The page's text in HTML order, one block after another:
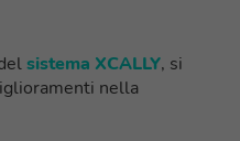
sistema XCALLY, si
nella